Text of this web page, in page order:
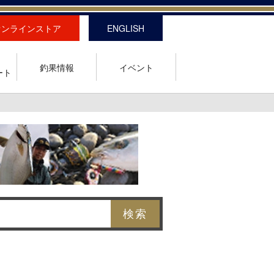
ラインストア ENGLISH
釣果情報 イベント